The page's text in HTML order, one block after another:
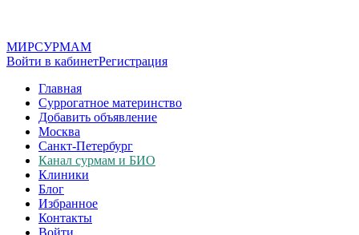
МИРСУРМАМ
Войти в кабинетРегистрация
Главная
Суррогатное материнство
Добавить объявление
Москва
Санкт-Петербург
Канал сурмам и БИО
Клиники
Блог
Избранное
Контакты
Войти